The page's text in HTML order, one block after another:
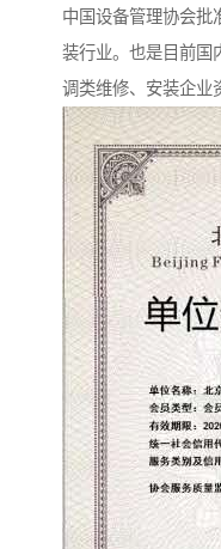
中国设备管理协会批
装行业。也是目前国
调类维修、安装企业